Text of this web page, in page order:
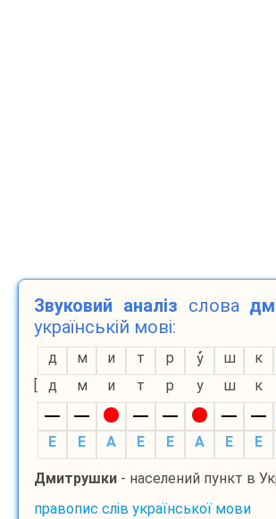
Звуковий аналіз слова
українській мові:
д м и т р у ш к
[
д м и т р у ш к
E
E A E E A E E
Дмитрушки - населений пункт в
правопис слів української мови